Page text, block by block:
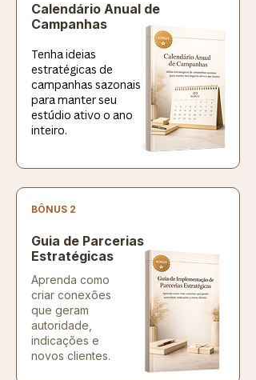
Calendário Anual de
Campanhas
Tenha ideias
estratégicas de
campanhas sazonais
para manter seu
estúdio ativo o ano
inteiro.
BÔNUS 2
Guia de Parcerias
Estratégicas
Aprenda como
criar conexões
que geram
autoridade,
indicações e
novos clientes.